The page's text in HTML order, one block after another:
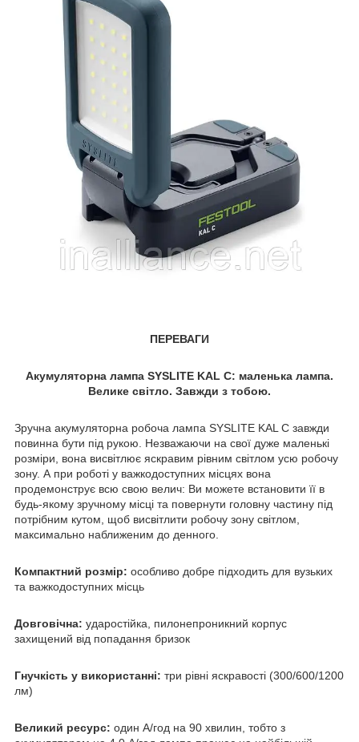
ПЕРЕВАГИ
Акумуляторна лампа SYSLITE KAL C: маленька лампа.
Велике світло. Завжди з тобою.
Зручна акумуляторна робоча лампа SYSLITE KAL C завжди
повинна бути під рукою. Незважаючи на свої дуже маленькі
розміри, вона висвітлює яскравим рівним світлом усю робочу
зону. А при роботі у важкодоступних місцях вона
продемонструє всю свою велич: Ви можете встановити її в
будь-якому зручному місці та повернути головну частину під
потрібним кутом, щоб висвітлити робочу зону світлом,
максимально наближеним до денного.
Компактний розмір: особливо добре підходить для вузьких
та важкодоступних місць
Довговічна: ударостійка, пилонепроникний корпус
захищений від попадання бризок
Гнучкість у використанні: три рівні яскравості (300/600/1200
лм)
Великий ресурс: один А/год на 90 хвилин, тобто з